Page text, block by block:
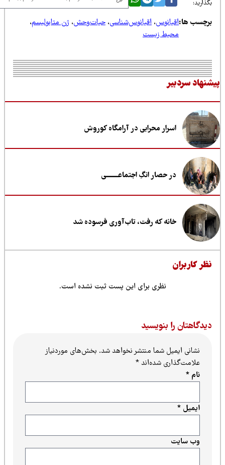
ها:اقیانوس،اقیانوس‌شناسی،حیات‌وحش،ژن متابولیسم،
محیط زیست
سردبیر
اسرار محرابی در آرامگاه کوروش
در حصار انگِ اجتماعــــــــی
خانه که رفت، تاب‌آوری فرسوده شد
کاربران
نظری برای این پست ثبت نشده است.
را بنویسید
نشانی ایمیل شما منتشر نخواهد شد.بخش‌های موردنیاز
علامت‌گذاری شده‌اند*
ایمیل*
وب‌ سایت